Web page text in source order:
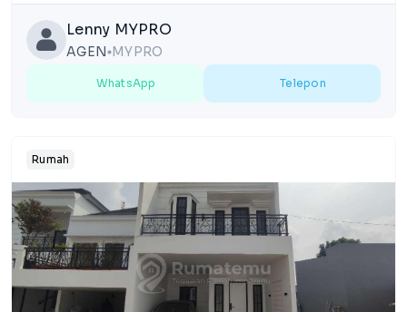
Lenny MYPRO
AGEN lens MYPRO
WhatsApp Telepon
Rumah